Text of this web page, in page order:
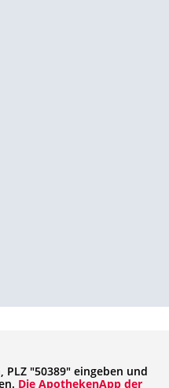
"50389" eingeben und
Die ApothekenApp der